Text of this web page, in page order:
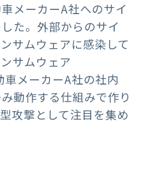
メーカーA社へのサイ
た。外部からのサイ
サムウェアに感染して
サムウェア
車メーカーA社の社内
動作する仕組みで作り
攻撃として注目を集め